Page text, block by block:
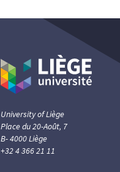
University of Liège
Place du 20-Août, 7
B- 4000 Liège
+32 4 366 21 11